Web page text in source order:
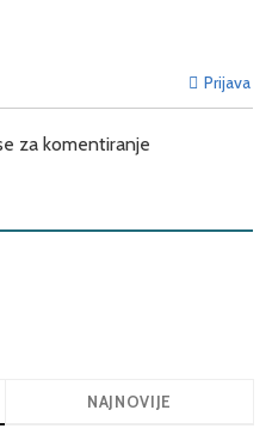
Prijava
za komentiranje
NAJNOVIJE